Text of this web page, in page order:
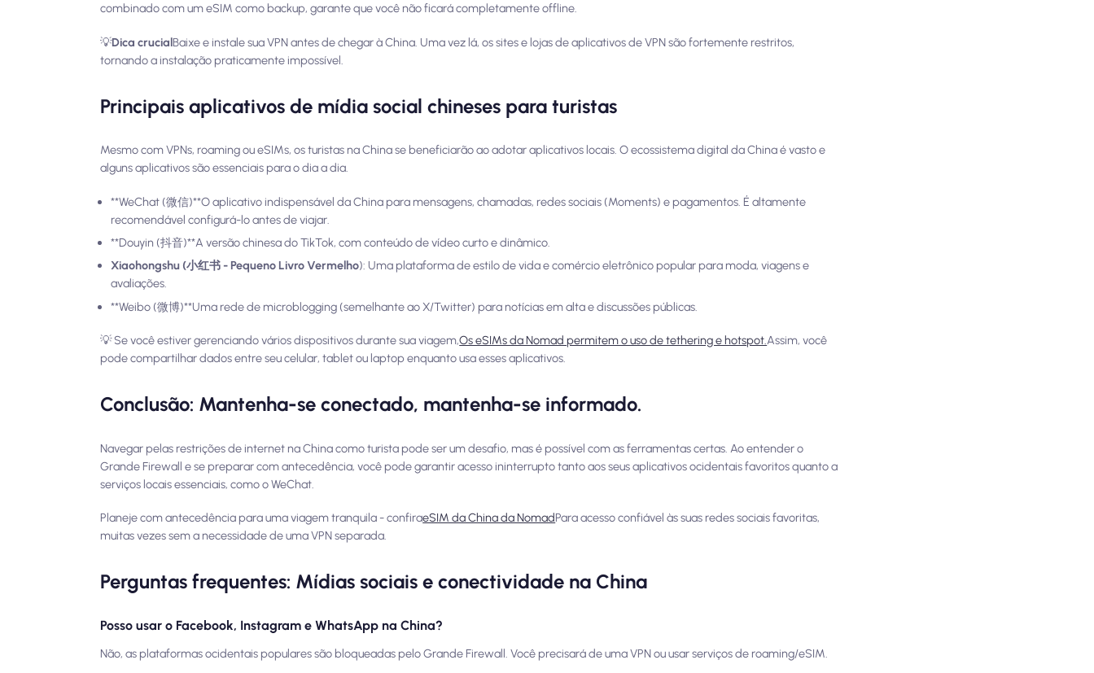
combinado com um eSIM como backup, garante que você não ficará completamente offline.
💡Dica crucialBaixe e instale sua VPN antes de chegar à China. Uma vez lá, os sites e lojas de aplicativos de VPN são fortemente restritos,
tornando a instalação praticamente impossível.
Principais aplicativos de mídia social chineses para turistas
Mesmo com VPNs, roaming ou eSIMs, os turistas na China se beneficiarão ao adotar aplicativos locais. O ecossistema digital da China é vasto e
alguns aplicativos são essenciais para o dia a dia.
**WeChat (微信)**O aplicativo indispensável da China para mensagens, chamadas, redes sociais (Moments) e pagamentos. É altamente
recomendável configurá-lo antes de viajar.
**Douyin (抖音)**A versão chinesa do TikTok, com conteúdo de vídeo curto e dinâmico.
Xiaohongshu (小红书 - Pequeno Livro Vermelho): Uma plataforma de estilo de vida e comércio eletrônico popular para moda, viagens e
avaliações.
**Weibo (微博)**Uma rede de microblogging (semelhante ao X/Twitter) para notícias em alta e discussões públicas.
💡 Se você estiver gerenciando vários dispositivos durante sua viagem,Os eSIMs da Nomad permitem o uso de tethering e hotspot.Assim, você
pode compartilhar dados entre seu celular, tablet ou laptop enquanto usa esses aplicativos.
Conclusão: Mantenha-se conectado, mantenha-se informado.
Navegar pelas restrições de internet na China como turista pode ser um desafio, mas é possível com as ferramentas certas. Ao entender o
Grande Firewall e se preparar com antecedência, você pode garantir acesso ininterrupto tanto aos seus aplicativos ocidentais favoritos quanto a
serviços locais essenciais, como o WeChat.
Planeje com antecedência para uma viagem tranquila - confiraeSIM da China da NomadPara acesso confiável às suas redes sociais favoritas,
muitas vezes sem a necessidade de uma VPN separada.
Perguntas frequentes: Mídias sociais e conectividade na China
Posso usar o Facebook, Instagram e WhatsApp na China?
Não, as plataformas ocidentais populares são bloqueadas pelo Grande Firewall. Você precisará de uma VPN ou usar serviços de roaming/eSIM.